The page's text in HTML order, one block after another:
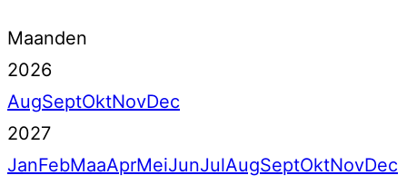
Maanden
2026
AugSeptOktNovDec
2027
JanFebMaaAprMeiJunJulAugSeptOktNovDec